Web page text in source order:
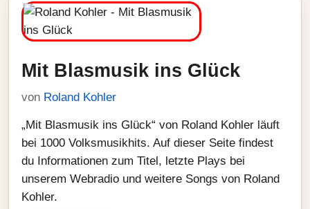
Mit Blasmusik ins Glück
von Roland Kohler
„Mit Blasmusik ins Glück“ von Roland Kohler läuft
bei 1000 Volksmusikhits. Auf dieser Seite findest
du Informationen zum Titel, letzte Plays bei
unserem Webradio und weitere Songs von Roland
Kohler.